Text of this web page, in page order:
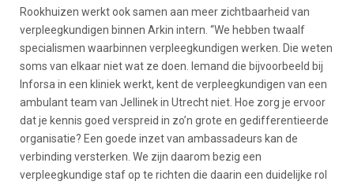
Rookhuizen werkt ook samen aan meer zichtbaarheid van
verpleegkundigen binnen Arkin intern. “We hebben twaalf
specialismen waarbinnen verpleegkundigen werken. Die weten
soms van elkaar niet wat ze doen. Iemand die bijvoorbeeld bij
Inforsa in een kliniek werkt, kent de verpleegkundigen van een
ambulant team van Jellinek in Utrecht niet. Hoe zorg je ervoor
dat je kennis goed verspreid in zo’n grote en gedifferentieerde
organisatie? Een goede inzet van ambassadeurs kan de
verbinding versterken. We zijn daarom bezig een
verpleegkundige staf op te richten die daarin een duidelijke rol